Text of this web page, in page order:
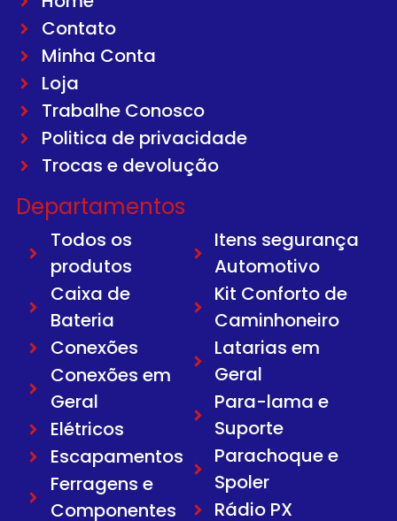
Contato
Minha Conta
Loja
Trabalhe Conosco
Politica de privacidade
Trocas e devolução
Departamentos
Todos os
produtos
Caixa de
Bateria
Conexões
Conexões em
Geral
Elétricos
Escapamentos
Ferragens e
Componentes
Itens segurança
Automotivo
Kit Conforto de
Caminhoneiro
Latarias em
Geral
Para-lama e
Suporte
Parachoque e
Spoler
Rádio PX